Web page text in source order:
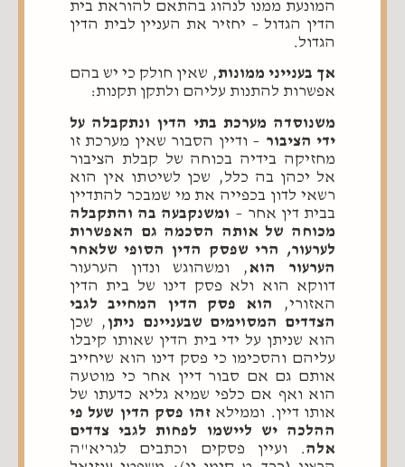
המונעת ממנו לנהוג בהתאם להוראת בית
הדין הגדול – יחזיר את העניין לבית הדין
הגדול.
אך בענייני ממונות, שאין חולק כי יש בהם
אפשרות להתנות עליהם ולתקן תקנות:
משנוסדה מערכת בתי הדין ונתקבלה על
ידי הציבור – ודיין הסבור שאין מערכת זו
מחזיקה בידיה בכוחה של קבלת הציבור
אל יכהן בה כלל, שכן לשיטתו אין הוא
רשאי לדון בכפייה את מי שמבכר להתדיין
בבית דין אחר – ומשנקבעה בה והתקבלה
מכוחה של אותה הסכמה גם האפשרות
לערעור, הרי שפסק הדין הסופי שלאחר
הערעור הוא, ומשהוגש ונדון הערעור
דווקא הוא ולא פסק דינו של בית הדין
האזורי,
הוא פסק הדין המחייב לגבי
הצדדים המסוימים שבעניינם ניתן, שכן
הוא שניתן על ידי בית הדין שאותו קיבלו
עליהם והסכימו כי פסק דינו הוא שיחייב
אותם גם אם סבור דיין אחר כי מוטעה
הוא ואף אם כלפי שמיא גליא כדעתו של
אותו דיין. וממילאזהו פסק הדין שעל פי
ההלכה יש ליישמו לפחות לגבי צדדים
אלה. ועיין פסקים וכתבים לגריא"ה